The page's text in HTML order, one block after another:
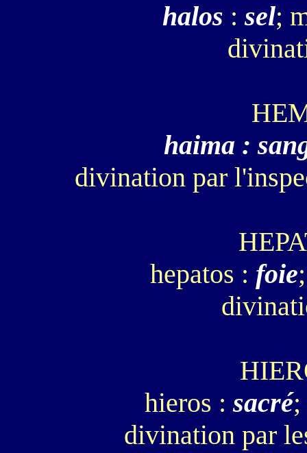
halos :sel;
haima :
divination par
hepatos : foie
hieros :sacré;
divination par